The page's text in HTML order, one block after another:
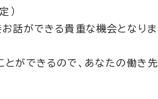
）
話ができる貴重な機会となりま
ができるので、あなたの働き先